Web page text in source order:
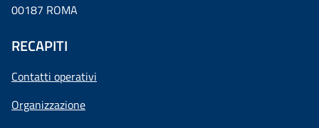
00187 ROMA
RECAPITI
Contatti operativi
Organizzazione